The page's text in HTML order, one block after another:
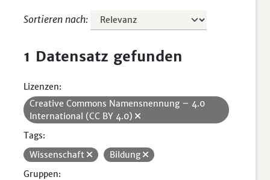
Sortieren nach
1 Datensatz gefunden
Lizenzen:
Creative Commons Namensnennung – 4.0
International (CC BY 4.0)
Tags:
Wissenschaft
Bildung
Gruppen: